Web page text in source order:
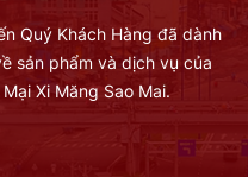
Quý Khách Hàng đã dành
sản phẩm và dịch vụ của
Xi Măng Sao Mai.